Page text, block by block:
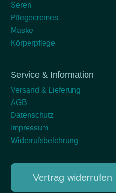
Seren
Pflegecremes
Maske
Körperpflege
Service & Information
Versand & Lieferung
AGB
Datenschutz
Impressum
Widerrufsbelehrung
Vertrag widerrufen